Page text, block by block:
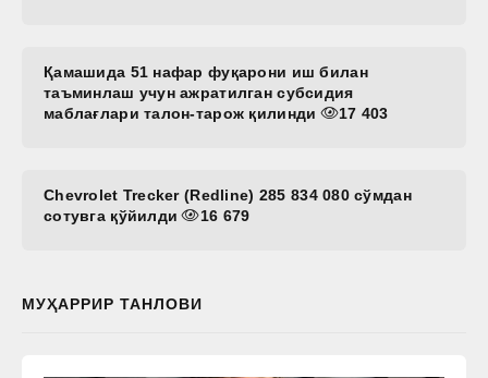
Қамашида 51 нафар фуқарони иш билан
таъминлаш учун ажратилган субсидия
маблағлари талон-тарож қилинди
17 403
Chevrolet Trecker (Redline) 285 834 080 сўмдан
сотувга қўйилди
16 679
МУҲАРРИР ТАНЛОВИ